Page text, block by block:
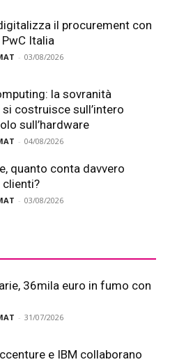
il procurement con
PwC Italia
- 03/08/2026
la sovranità
costruisce sull’intero
sull’hardware
- 04/08/2026
quanto conta davvero
clienti?
- 03/08/2026
36mila euro in fumo con
- 31/07/2026
e IBM collaborano